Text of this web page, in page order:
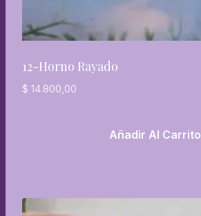
12-Horno Rayado
$ 14.800,00
Añadir Al Carrito